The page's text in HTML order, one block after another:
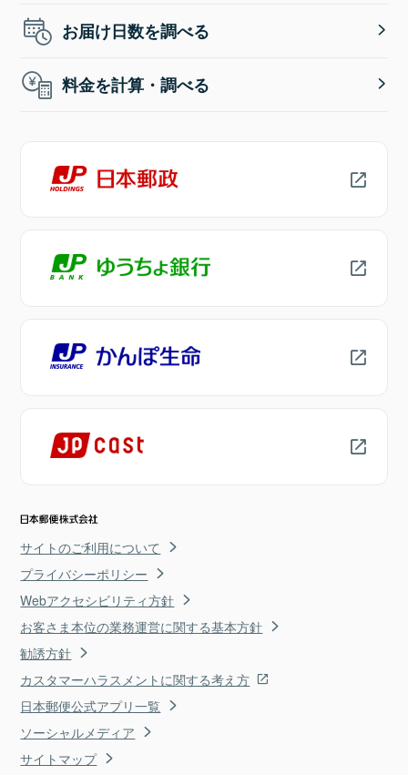
お届け日数を調べる
料金を計算・調べる
サイトのご利用について
プライバシーポリシー
Webアクセシビリティ方針
お客さま本位の業務運営に関する基本方針
勧誘方針
カスタマーハラスメントに関する考え方
日本郵便公式アプリ一覧
ソーシャルメディア
サイトマップ